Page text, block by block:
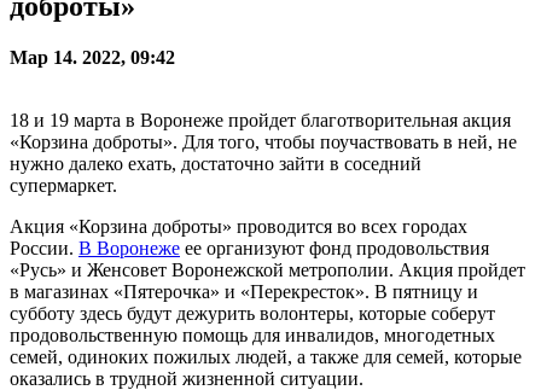
Мар 14. 2022, 09:42
18 и 19 марта в Воронеже пройдет благотворительная акция
«Корзина доброты». Для того, чтобы поучаствовать в ней, не
нужно далеко ехать, достаточно зайти в соседний
супермаркет.
Акция «Корзина доброты» проводится во всех городах
России. В Воронеже ее организуют фонд продовольствия
«Русь» и Женсовет Воронежской метрополии. Акция пройдет
в магазинах «Пятерочка» и «Перекресток». В пятницу и
субботу здесь будут дежурить волонтеры, которые соберут
продовольственную помощь для инвалидов, многодетных
семей, одиноких пожилых людей, а также для семей, которые
оказались в трудной жизненной ситуации.